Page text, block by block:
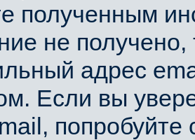
полученным
не получено,
адрес
Если вы
попробуйте